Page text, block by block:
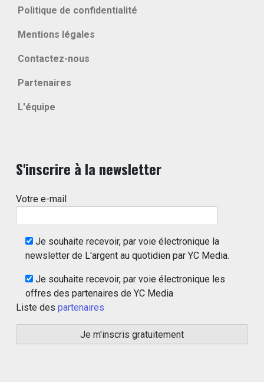
Politique de confidentialité
Mentions légales
Contactez-nous
Partenaires
L'équipe
S'inscrire à la newsletter
Votre e-mail
Je souhaite recevoir, par voie électronique la
newsletter de L'argent au quotidien par YC Media.
Je souhaite recevoir, par voie électronique les
offres des partenaires de YC Media
Liste des partenaires